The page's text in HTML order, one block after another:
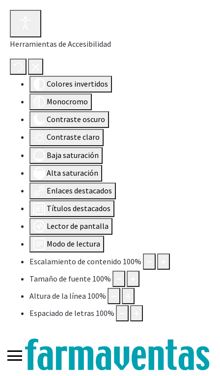
Herramientas de Accesibilidad
Colores invertidos
Monocromo
Contraste oscuro
Contraste claro
Baja saturación
Alta saturación
Enlaces destacados
Títulos destacados
Lector de pantalla
Modo de lectura
Escalamiento de contenido 100%
Tamaño de fuente 100%
Altura de la línea 100%
Espaciado de letras 100%